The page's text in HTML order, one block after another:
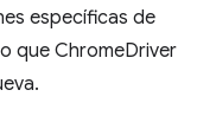
específicas de
que ChromeDriver